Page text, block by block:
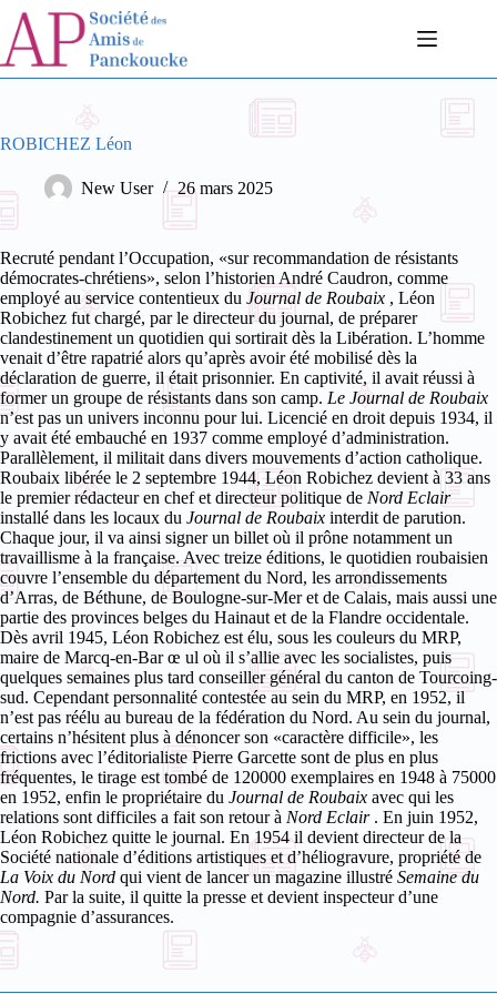
Passer
contenu
ROBICHEZ Léon
New User 26 mars 2025
Recruté pendant l’Occupation, «sur recommandation de résistants
démocrates-chrétiens», selon l’historien André Caudron, comme
employé au service contentieux du Journal de Roubaix , Léon
Robichez fut chargé, par le directeur du journal, de préparer
clandestinement un quotidien qui sortirait dès la Libération. L’homme
venait d’être rapatrié alors qu’après avoir été mobilisé dès la
déclaration de guerre, il était prisonnier. En captivité, il avait réussi à
former un groupe de résistants dans son camp. Le Journal de Roubaix
n’est pas un univers inconnu pour lui. Licencié en droit depuis 1934, il
y avait été embauché en 1937 comme employé d’administration.
Parallèlement, il militait dans divers mouvements d’action catholique.
Roubaix libérée le 2 septembre 1944, Léon Robichez devient à 33 ans
le premier rédacteur en chef et directeur politique de Nord Eclair
installé dans les locaux du Journal de Roubaix interdit de parution.
Chaque jour, il va ainsi signer un billet où il prône notamment un
travaillisme à la française. Avec treize éditions, le quotidien roubaisien
couvre l’ensemble du département du Nord, les arrondissements
d’Arras, de Béthune, de Boulogne-sur-Mer et de Calais, mais aussi une
partie des provinces belges du Hainaut et de la Flandre occidentale.
Dès avril 1945, Léon Robichez est élu, sous les couleurs du MRP,
maire de Marcq-en-Bar œ ul où il s’allie avec les socialistes, puis
quelques semaines plus tard conseiller général du canton de Tourcoing-
sud. Cependant personnalité contestée au sein du MRP, en 1952, il
n’est pas réélu au bureau de la fédération du Nord. Au sein du journal,
certains n’hésitent plus à dénoncer son «caractère difficile», les
frictions avec l’éditorialiste Pierre Garcette sont de plus en plus
fréquentes, le tirage est tombé de 120000 exemplaires en 1948 à 75000
en 1952, enfin le propriétaire du Journal de Roubaix avec qui les
relations sont difficiles a fait son retour à Nord Eclair . En juin 1952,
Léon Robichez quitte le journal. En 1954 il devient directeur de la
Société nationale d’éditions artistiques et d’héliogravure, propriété de
La Voix du Nord qui vient de lancer un magazine illustré Semaine du
Nord. Par la suite, il quitte la presse et devient inspecteur d’une
compagnie d’assurances.